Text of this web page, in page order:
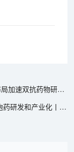
物研发丨“美”天新药事
业化丨“美”天新药事